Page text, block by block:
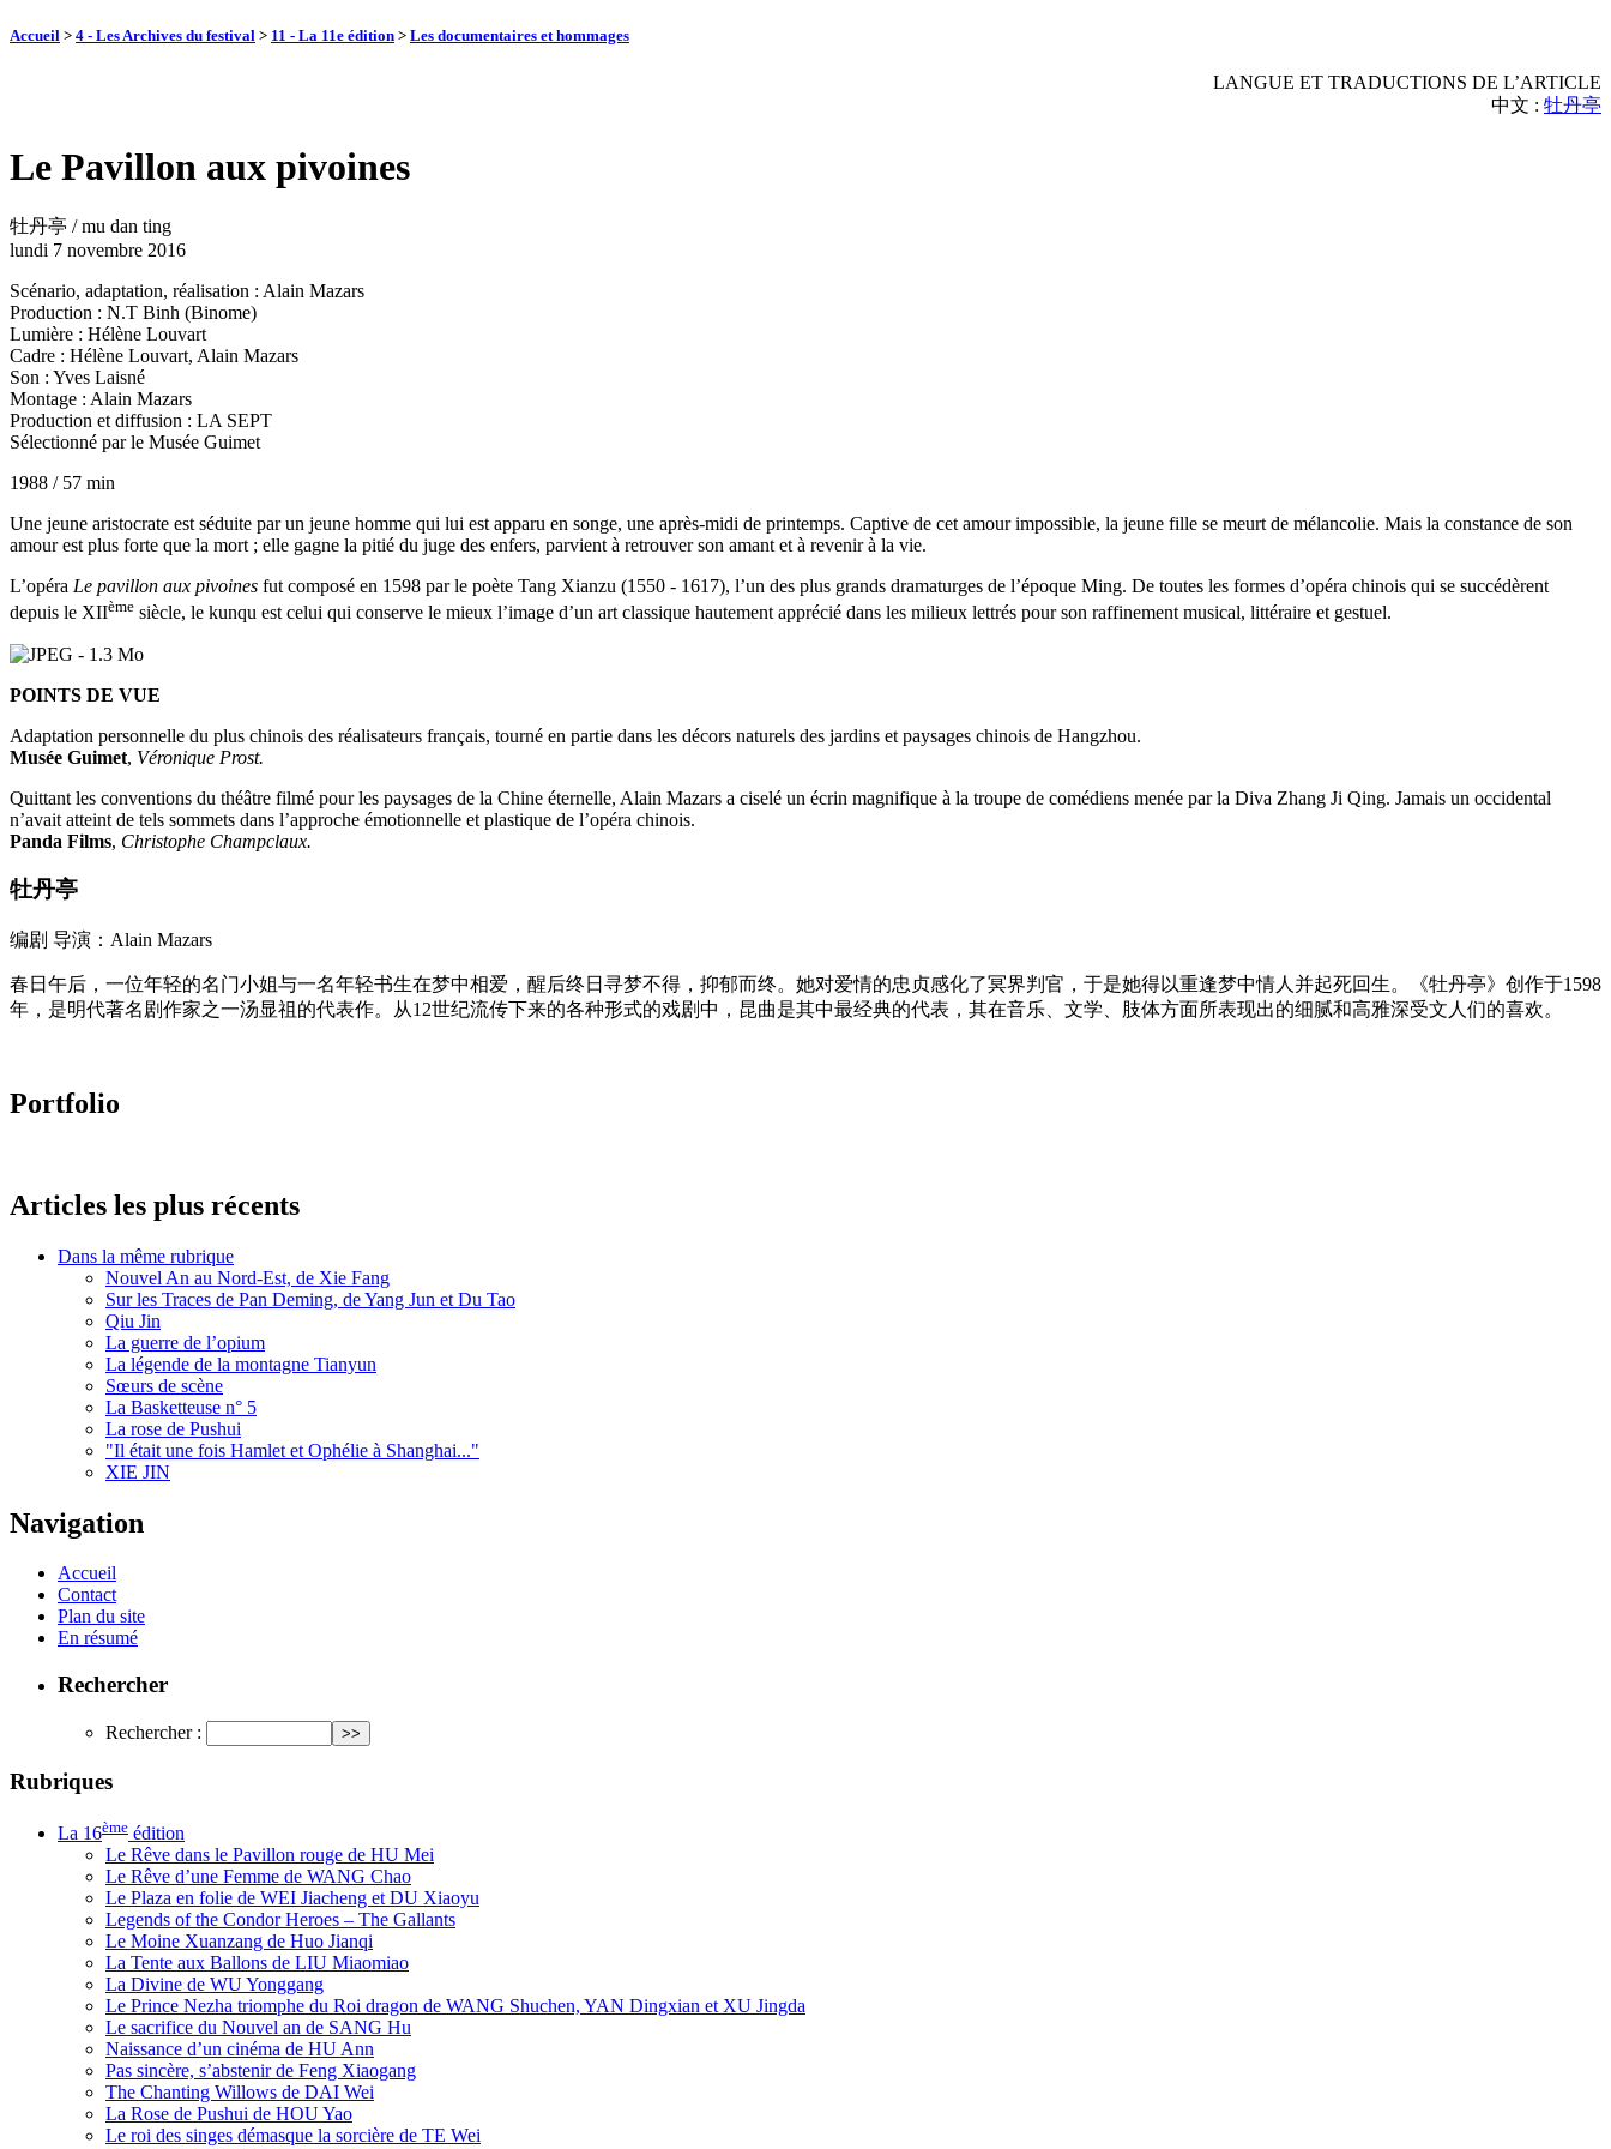
Accueil > 4 - Les Archives du festival > 11 - La 11e édition > Les documentaires et hommages
LANGUE ET TRADUCTIONS DE L’ARTICLE
中文 : 牡丹亭
Le Pavillon aux pivoines
牡丹亭 / mu dan ting
lundi 7 novembre 2016
Scénario, adaptation, réalisation : Alain Mazars
Production : N.T Binh (Binome)
Lumière : Hélène Louvart
Cadre : Hélène Louvart, Alain Mazars
Son : Yves Laisné
Montage : Alain Mazars
Production et diffusion : LA SEPT
Sélectionné par le Musée Guimet
1988 / 57 min
Une jeune aristocrate est séduite par un jeune homme qui lui est apparu en songe, une après-midi de printemps. Captive de cet amour impossible, la jeune fille se meurt de mélancolie. Mais la constance de son
amour est plus forte que la mort ; elle gagne la pitié du juge des enfers, parvient à retrouver son amant et à revenir à la vie.
L’opéra Le pavillon aux pivoines fut composé en 1598 par le poète Tang Xianzu (1550 - 1617), l’un des plus grands dramaturges de l’époque Ming. De toutes les formes d’opéra chinois qui se succédèrent
depuis le XIIème siècle, le kunqu est celui qui conserve le mieux l’image d’un art classique hautement apprécié dans les milieux lettrés pour son raffinement musical, littéraire et gestuel.
POINTS DE VUE
Adaptation personnelle du plus chinois des réalisateurs français, tourné en partie dans les décors naturels des jardins et paysages chinois de Hangzhou.
Musée Guimet, Véronique Prost.
Quittant les conventions du théâtre filmé pour les paysages de la Chine éternelle, Alain Mazars a ciselé un écrin magnifique à la troupe de comédiens menée par la Diva Zhang Ji Qing. Jamais un occidental
n’avait atteint de tels sommets dans l’approche émotionnelle et plastique de l’opéra chinois.
Panda Films, Christophe Champclaux.
牡丹亭
编剧 导演：Alain Mazars
春日午后，一位年轻的名门小姐与一名年轻书生在梦中相爱，醒后终日寻梦不得，抑郁而终。她对爱情的忠贞感化了冥界判官，于是她得以重逢梦中情人并起死回生。《牡丹亭》创作于1598
年，是明代著名剧作家之一汤显祖的代表作。从12世纪流传下来的各种形式的戏剧中，昆曲是其中最经典的代表，其在音乐、文学、肢体方面所表现出的细腻和高雅深受文人们的喜欢。
Portfolio
Articles les plus récents
Dans la même rubrique
Nouvel An au Nord-Est, de Xie Fang
Sur les Traces de Pan Deming, de Yang Jun et Du Tao
Qiu Jin
La guerre de l’opium
La légende de la montagne Tianyun
Sœurs de scène
La Basketteuse n° 5
La rose de Pushui
"Il était une fois Hamlet et Ophélie à Shanghai..."
XIE JIN
Navigation
Accueil
Contact
Plan du site
En résumé
Rechercher
Rechercher :
Rubriques
La 16ème édition
Le Rêve dans le Pavillon rouge de HU Mei
Le Rêve d’une Femme de WANG Chao
Le Plaza en folie de WEI Jiacheng et DU Xiaoyu
Legends of the Condor Heroes – The Gallants
Le Moine Xuanzang de Huo Jianqi
La Tente aux Ballons de LIU Miaomiao
La Divine de WU Yonggang
Le Prince Nezha triomphe du Roi dragon de WANG Shuchen, YAN Dingxian et XU Jingda
Le sacrifice du Nouvel an de SANG Hu
Naissance d’un cinéma de HU Ann
Pas sincère, s’abstenir de Feng Xiaogang
The Chanting Willows de DAI Wei
La Rose de Pushui de HOU Yao
Le roi des singes démasque la sorcière de TE Wei